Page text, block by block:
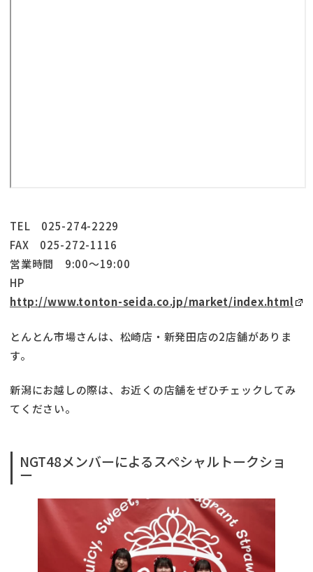
TEL 025-274-2229
FAX 025-272-1116
営業時間 9:00～19:00
HP
http://www.tonton-seida.co.jp/market/index.html
とんとん市場さんは、松崎店・新発田店の2店舗がありま
す。
新潟にお越しの際は、お近くの店舗をぜひチェックしてみ
てください。
NGT48メンバーによるスペシャルトークショ
ー